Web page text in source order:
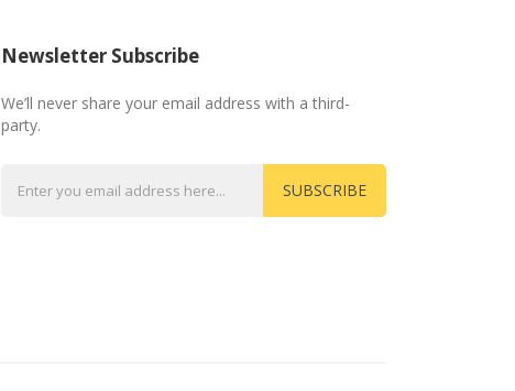
Newsletter Subscribe
We’ll never share your email address with a third-
party.
SUBSCRIBE